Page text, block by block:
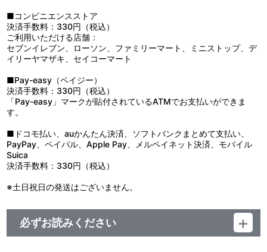
飴、ぶどう糖、異性化液糖、鶏卵加工品（卵・乳成分を含む）／加
工デンプン、ソルビトール、乳化剤、香料、膨張剤、増粘多糖類、
pH調整剤、保存料（ソルビン酸）
【抹茶もみじ】抹茶餡（小豆、砂糖、抹茶）（国内製造）、卵、砂
糖、小麦粉、米飴、砂糖結合水飴、ぶどう糖、異性化液糖、抹茶、
内容量：5個 （5種×各1個）
賞味期限：約2週間程度
■コンビニエンスストア
決済手数料：330円（税込）
ご利用いただける店舗：
セブンイレブン、ローソン、ファミリーマート、ミニストップ、デ
イリーヤマザキ、セイコーマート
■Pay-easy（ペイジー）
決済手数料：330円（税込）
「Pay-easy」マークが貼付されているATMでお支払いができま
す。
■ドコモ払い、auかんたん決済、ソフトバンクまとめて支払い、
PayPay、ペイパル、Apple Pay、メルペイネット決済、モバイル
Suica
決済手数料：330円（税込）
※土日祝日の発送はございません。
必ずお読みください